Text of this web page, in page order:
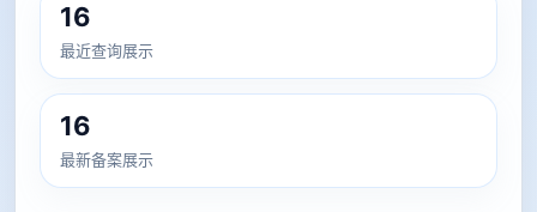
16
最近查询展示
16
最新备案展示